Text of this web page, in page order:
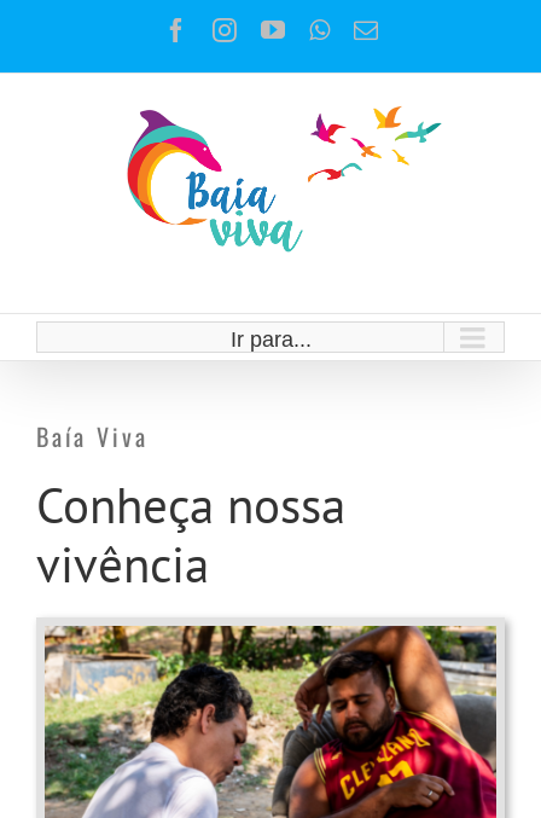
o
Facebook
Instagram
YouTubeWhatsApp
E-
Ir para...
Baía Viva
Conheça nossa
vivência